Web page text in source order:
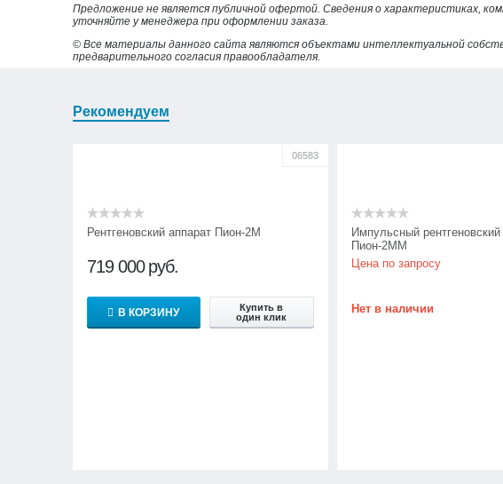
Предложение не является публичной офертой. Сведения о характеристиках,
уточняйте у менеджера при оформлении заказа.
© Все материалы данного сайта являются объектами интеллектуальной
предварительного согласия правообладателя.
Рекомендуем
06583
Рентгеновский аппарат Пион-2М
719 000 руб.
В КОРЗИНУ
Купить в
один клик
Импульсный рентгеновский
Пион-2ММ
Цена по запросу
Нет в наличии